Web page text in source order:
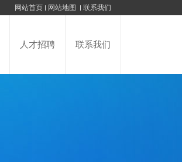
网站首页 网站地图 联系我们
人才招聘 联系我们